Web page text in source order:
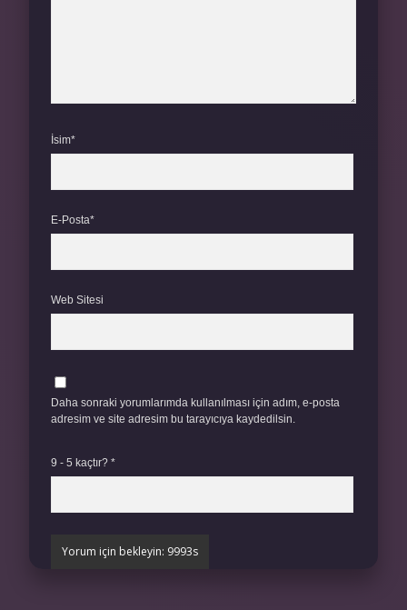
İsim*
E-Posta*
Web Sitesi
Daha sonraki yorumlarımda kullanılması için adım, e-posta
adresim ve site adresim bu tarayıcıya kaydedilsin.
9 - 5 kaçtır? *